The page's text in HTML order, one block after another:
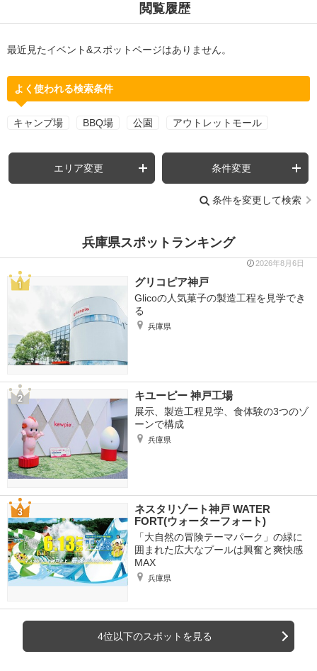
閲覧履歴
最近見たイベント&スポットページはありません。
よく使われる検索条件
キャンプ場 BBQ場 公園 アウトレットモール
エリア変更 条件変更
条件を変更して検索
兵庫県スポットランキング
2026年8月6日
グリコピア神戸
Glicoの人気菓子の製造工程を見学でき
る
兵庫県
キユーピー 神戸工場
展示、製造工程見学、食体験の3つのゾ
ーンで構成
兵庫県
ネスタリゾート神戸 WATER
FORT(ウォーターフォート)
「大自然の冒険テーマパーク」の緑に
囲まれた広大なプールは興奮と爽快感
MAX
兵庫県
4位以下のスポットを見る